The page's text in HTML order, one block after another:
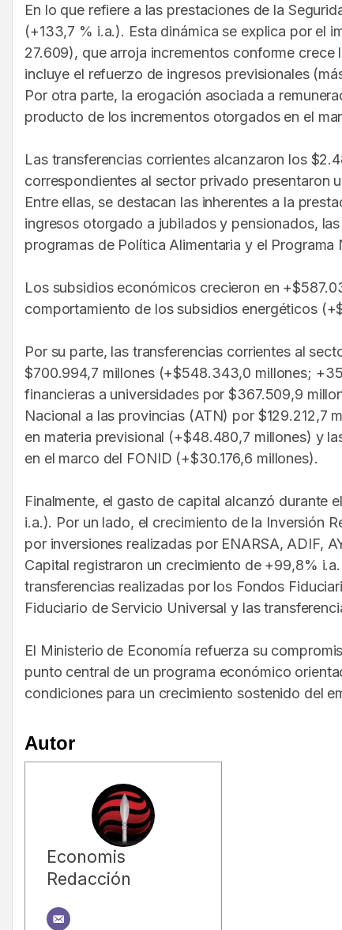
En lo que refiere a las prestaciones de la
(+133,7 % i.a.). Esta dinámica se explica por el
27.609), que arroja incrementos conforme
incluye el refuerzo de ingresos previsionales
Por otra parte, la erogación asociada a
producto de los incrementos otorgados en el
Las transferencias corrientes alcanzaron los
correspondientes al sector privado presentaron
Entre ellas, se destacan las inherentes a la
ingresos otorgado a jubilados y pensionados,
programas de Política Alimentaria y el
Los subsidios económicos crecieron en
comportamiento de los subsidios energéticos
Por su parte, las transferencias corrientes al
$700.994,7 millones (+$548.343,0 millones;
financieras a universidades por $367.509,9
Nacional a las provincias (ATN) por $129.212,7
en materia previsional (+$48.480,7 millones) y
en el marco del FONID (+$30.176,6 millones).
Finalmente, el gasto de capital alcanzó durante
i.a.). Por un lado, el crecimiento de la Inversión
por inversiones realizadas por ENARSA, ADIF,
Capital registraron un crecimiento de +99,8%
transferencias realizadas por los Fondos
Fiduciario de Servicio Universal y las
El Ministerio de Economía refuerza su
punto central de un programa económico
condiciones para un crecimiento sostenido del
Autor
Economis
Redacción